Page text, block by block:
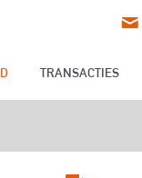
TRANSACTIES